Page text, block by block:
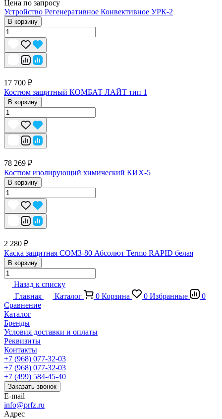
Цена по запросу
Устройство Регенеративное Конвективное УРК-2
В корзину
17 700 ₽
Костюм защитный КОМБАТ ЛАЙТ тип 1
В корзину
78 269 ₽
Костюм изолирующий химический КИХ-5
В корзину
2 280 ₽
Каска защитная СОМЗ-80 Абсолют Termo RAPID белая
В корзину
Назад к списку
Главная
Каталог 0 Корзина 0 Избранные
0
Сравнение
Каталог
Бренды
Условия доставки и оплаты
Реквизиты
Контакты
+7 (968) 077-32-03
+7 (968) 077-32-03
+7 (499) 584-45-40
Заказать звонок
E-mail
info@prfz.ru
Адрес